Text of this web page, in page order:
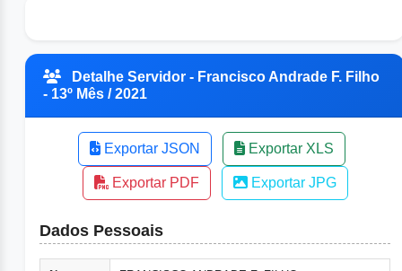
Detalhe Servidor - Francisco Andrade F. Filho
- 13º Mês / 2021
Exportar JSON Exportar XLS
Exportar PDF Exportar JPG
Dados Pessoais